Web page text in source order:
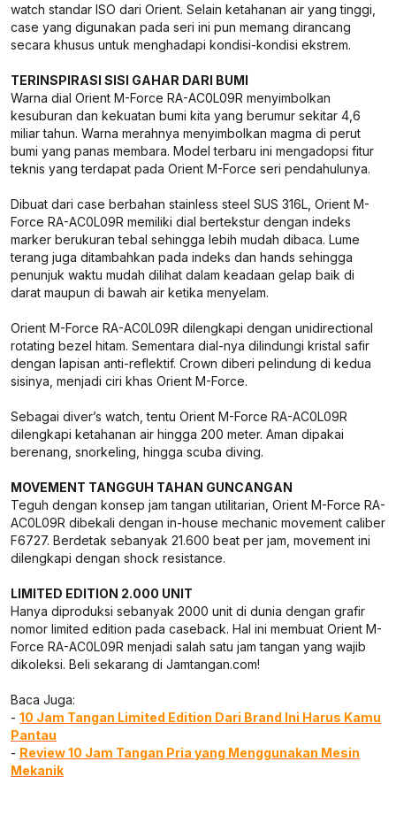
watch standar ISO dari Orient. Selain ketahanan air yang tinggi,
case yang digunakan pada seri ini pun memang dirancang
secara khusus untuk menghadapi kondisi-kondisi ekstrem.
TERINSPIRASI SISI GAHAR DARI BUMI
Warna dial Orient M-Force RA-AC0L09R menyimbolkan
kesuburan dan kekuatan bumi kita yang berumur sekitar 4,6
miliar tahun. Warna merahnya menyimbolkan magma di perut
bumi yang panas membara. Model terbaru ini mengadopsi fitur
teknis yang terdapat pada Orient M-Force seri pendahulunya.
Dibuat dari case berbahan stainless steel SUS 316L, Orient M-
Force RA-AC0L09R memiliki dial bertekstur dengan indeks
marker berukuran tebal sehingga lebih mudah dibaca. Lume
terang juga ditambahkan pada indeks dan hands sehingga
penunjuk waktu mudah dilihat dalam keadaan gelap baik di
darat maupun di bawah air ketika menyelam.
Orient M-Force RA-AC0L09R dilengkapi dengan unidirectional
rotating bezel hitam. Sementara dial-nya dilindungi kristal safir
dengan lapisan anti-reflektif. Crown diberi pelindung di kedua
sisinya, menjadi ciri khas Orient M-Force.
Sebagai diver’s watch, tentu Orient M-Force RA-AC0L09R
dilengkapi ketahanan air hingga 200 meter. Aman dipakai
berenang, snorkeling, hingga scuba diving.
MOVEMENT TANGGUH TAHAN GUNCANGAN
Teguh dengan konsep jam tangan utilitarian, Orient M-Force RA-
AC0L09R dibekali dengan in-house mechanic movement caliber
F6727. Berdetak sebanyak 21.600 beat per jam, movement ini
dilengkapi dengan shock resistance.
LIMITED EDITION 2.000 UNIT
Hanya diproduksi sebanyak 2000 unit di dunia dengan grafir
nomor limited edition pada caseback. Hal ini membuat Orient M-
Force RA-AC0L09R menjadi salah satu jam tangan yang wajib
dikoleksi. Beli sekarang di Jamtangan.com!
Baca Juga:
- 10 Jam Tangan Limited Edition Dari Brand Ini Harus Kamu
Pantau
- Review 10 Jam Tangan Pria yang Menggunakan Mesin
Mekanik